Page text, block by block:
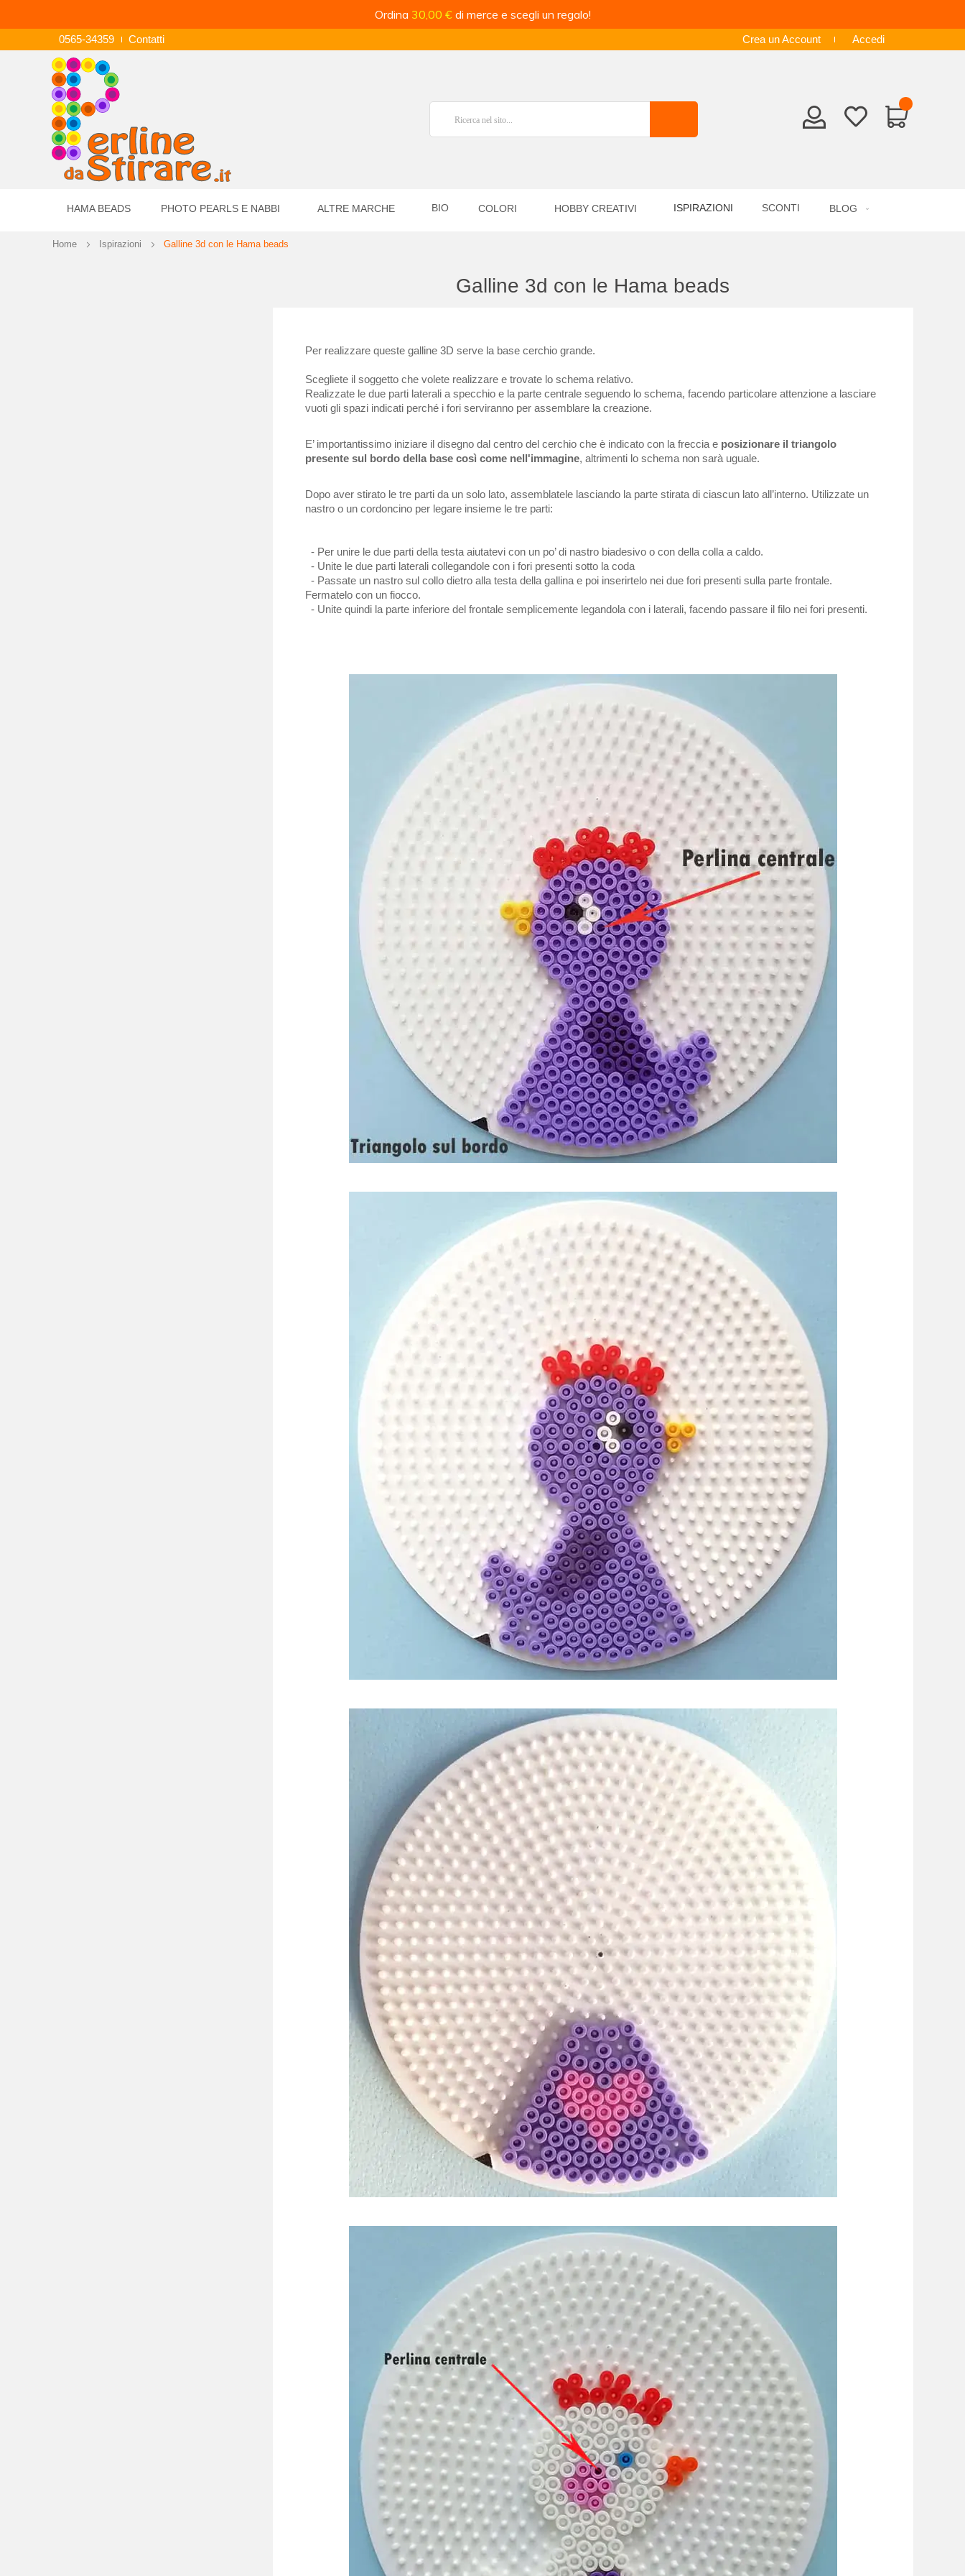
Ordina 30,00 € di merce e scegli un regalo!
0565-34359 Contatti Crea un Account Accedi
HAMA BEADS PHOTO PEARLS E NABBI ALTRE MARCHE BIO COLORI HOBBY CREATIVI ISPIRAZIONI SCONTI BLOG
Home Ispirazioni Galline 3d con le Hama beads
Galline 3d con le Hama beads
Per realizzare queste galline 3D serve la base cerchio grande.
Scegliete il soggetto che volete realizzare e trovate lo schema relativo.
Realizzate le due parti laterali a specchio e la parte centrale seguendo lo schema, facendo particolare attenzione a lasciare
vuoti gli spazi indicati perché i fori serviranno per assemblare la creazione.
E’ importantissimo iniziare il disegno dal centro del cerchio che è indicato con la freccia e posizionare il triangolo
presente sul bordo della base così come nell'immagine, altrimenti lo schema non sarà uguale.
Dopo aver stirato le tre parti da un solo lato, assemblatele lasciando la parte stirata di ciascun lato all’interno. Utilizzate un
nastro o un cordoncino per legare insieme le tre parti:
- Per unire le due parti della testa aiutatevi con un po’ di nastro biadesivo o con della colla a caldo.
- Unite le due parti laterali collegandole con i fori presenti sotto la coda
- Passate un nastro sul collo dietro alla testa della gallina e poi inserirtelo nei due fori presenti sulla parte frontale.
Fermatelo con un fiocco.
- Unite quindi la parte inferiore del frontale semplicemente legandola con i laterali, facendo passare il filo nei fori presenti.